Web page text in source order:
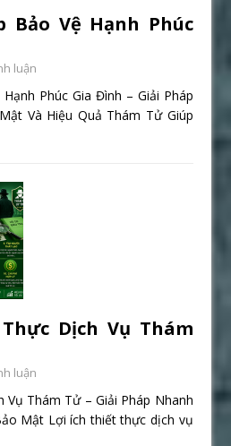
Bảo Vệ Hạnh Phúc
luận
Phúc Gia Đình – Giải Pháp
Và Hiệu Quả Thám Tử Giúp
Dịch Vụ Thám
luận
Vụ Thám Tử – Giải Pháp Nhanh
Mật Lợi ích thiết thực dịch vụ